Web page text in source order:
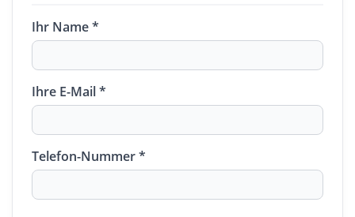
Ihr Name *
Ihre E-Mail *
Telefon-Nummer *